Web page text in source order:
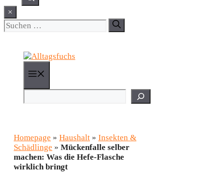
×
Suchen
nach:
Suchen
Homepage » Haushalt » Insekten &
Schädlinge » Mückenfalle selber
machen: Was die Hefe-Flasche
wirklich bringt